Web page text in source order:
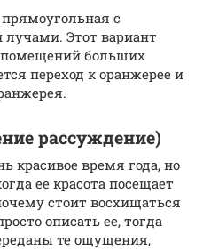
с
Этот вариант
помещений больших
переход к оранжерее и
рассуждение)
красивое время года, но
ее красота посещает
стоит восхищаться
описать ее, тогда
те ощущения,